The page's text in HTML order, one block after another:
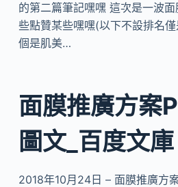
的第二篇筆記嘿嘿 這次是一波
些點贊某些嘿嘿(以下不設排名
個是肌美…
面膜推廣方案
圖文_百度文庫
2018年10月24日 – 面膜推廣方